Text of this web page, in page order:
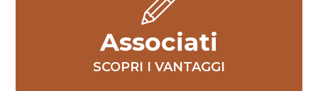
Associati
SCOPRI I VANTAGGI